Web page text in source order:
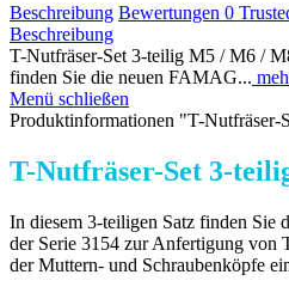
Beschreibung Bewertungen 0
Beschreibung
T-Nutfräser-Set 3-teilig M5 / M6 /
finden Sie die neuen FAMAG...
Menü schließen
Produktinformationen "T-Nutfräser-
T-Nutfräser-Set 3-
In diesem 3-teiligen Satz finden
der Serie 3154 zur Anfertigung von
der Muttern- und Schraubenköpfe